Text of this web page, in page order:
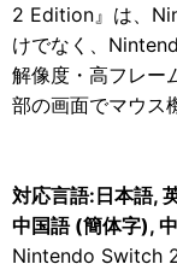
2 Edition』は、
けでなく、
解像度・高フレー
部の画面でマウス
対応言語:日本語,
中国語 (簡体字),
Nintendo Switch